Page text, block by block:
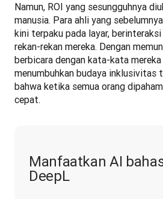
Namun, ROI yang sesungguhnya
manusia. Para ahli yang
kini terpaku pada layar,
rekan-rekan mereka. Dengan
berbicara dengan kata-kata
menumbuhkan budaya inklusivitas
bahwa ketika semua orang
cepat.
Manfaatkan AI
DeepL